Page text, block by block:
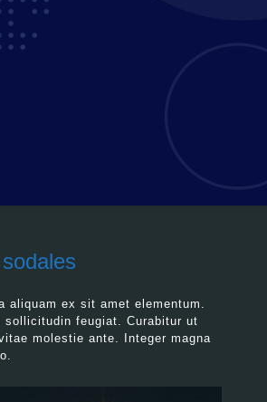
aliquam ex sit amet elementum.
sollicitudin feugiat. Curabitur ut
molestie ante. Integer magna